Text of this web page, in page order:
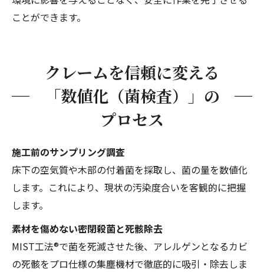
ことができます。
クレームを信頼に変える
「数値化（菌検査）」の
プロセス
施工前のサンプリング調査
床下の空気質や木部の付着菌を採取し、菌の量を数値化
します。これにより、現状の汚染度合いを客観的に把握
します。
素材を傷めない密閉殺菌と死骸除去
MIST工法®で菌を死滅させた後、アレルゲンとなるカビ
の死骸をプロ仕様の集塵機材で徹底的に吸引・除去しま